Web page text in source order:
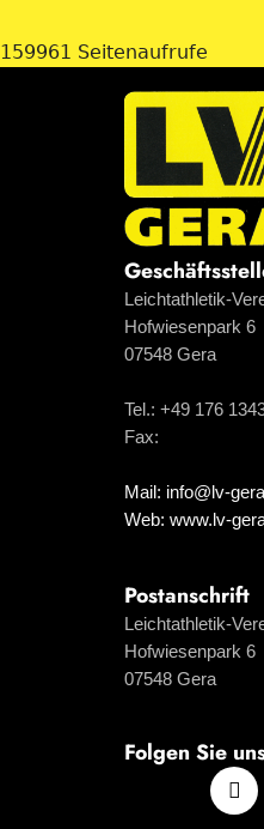
159961 Seitenaufrufe
Leichtathletik-
Hofwiesenpark 6
07548 Gera
Tel.: +49 176
Fax:
Mail: info@lv-
Web: www.lv-
Postanschrift
Leichtathletik-
Hofwiesenpark 6
07548 Gera
Folgen Sie